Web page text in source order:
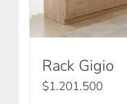
Rack Gigio
$1.201.500